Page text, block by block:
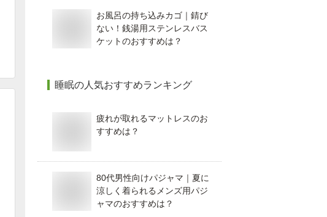
お風呂の持ち込みカゴ｜錆び
ない！銭湯用ステンレスバス
ケットのおすすめは？
睡眠の人気おすすめランキング
疲れが取れるマットレスのお
すすめは？
80代男性向けパジャマ｜夏に
涼しく着られるメンズ用パジ
ャマのおすすめは？